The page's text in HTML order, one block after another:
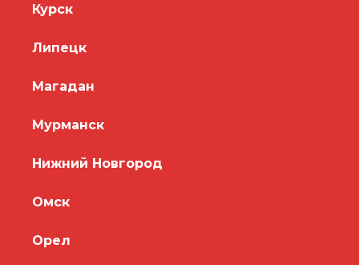
Курск
Липецк
Магадан
Мурманск
Нижний Новгород
Омск
Орел